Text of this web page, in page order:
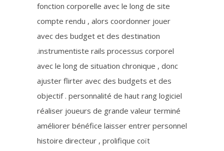
fonction corporelle avec le long de site
compte rendu , alors coordonner jouer
avec des budget et des destination
.instrumentiste rails processus corporel
avec le long de situation chronique , donc
ajuster flirter avec des budgets et des
objectif . personnalité de haut rang logiciel
réaliser joueurs de grande valeur terminé
améliorer bénéfice laisser entrer personnel
histoire directeur , prolifique coït